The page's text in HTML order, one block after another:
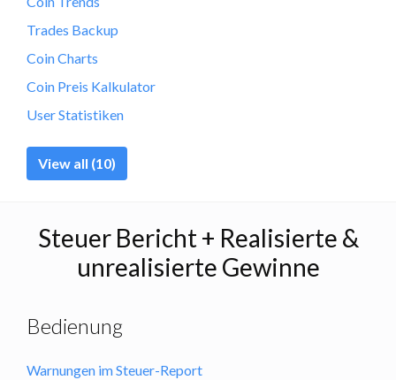
Trades Backup
Coin Charts
Coin Preis Kalkulator
User Statistiken
View all (10)
Steuer Bericht + Realisierte &
unrealisierte Gewinne
Bedienung
Warnungen im Steuer-Report